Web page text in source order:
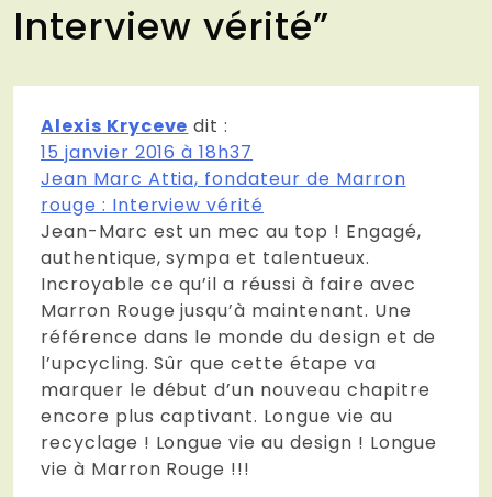
Interview vérité”
Alexis Kryceve dit :
15 janvier 2016 à 18h37
Jean Marc Attia, fondateur de Marron
rouge : Interview vérité
Jean-Marc est un mec au top ! Engagé,
authentique, sympa et talentueux.
Incroyable ce qu’il a réussi à faire avec
Marron Rouge jusqu’à maintenant. Une
référence dans le monde du design et de
l’upcycling. Sûr que cette étape va
marquer le début d’un nouveau chapitre
encore plus captivant. Longue vie au
recyclage ! Longue vie au design ! Longue
vie à Marron Rouge !!!